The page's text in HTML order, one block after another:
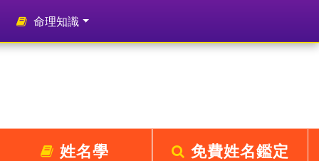
命理知識
姓名學 免費姓名鑑定